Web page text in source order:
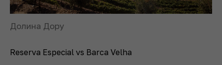
Долина Дору
Reserva Especial vs Barca Velha